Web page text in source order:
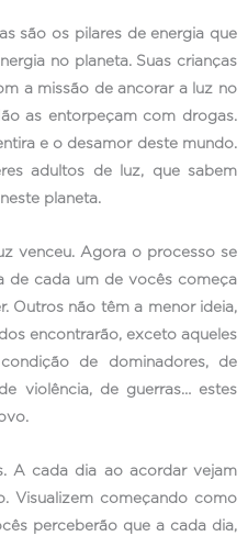
são os pilares de energia que
no planeta. Suas crianças
a missão de ancorar a luz no
as entorpeçam com drogas.
e o desamor deste mundo.
adultos de luz, que sabem
planeta.
venceu. Agora o processo se
de cada um de vocês começa
Outros não têm a menor ideia,
encontrarão, exceto aqueles
de dominadores, de
violência, de guerras… estes
A cada dia ao acordar vejam
Visualizem começando como
perceberão que a cada dia,